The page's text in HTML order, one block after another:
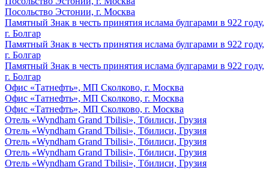
Посольство Эстонии, г. Москва
Памятный Знак в честь принятия ислама булгарами в 922 году,
г. Болгар
Памятный Знак в честь принятия ислама булгарами в 922 году,
г. Болгар
Памятный Знак в честь принятия ислама булгарами в 922 году,
г. Болгар
Офис «Татнефть», МП Сколково, г. Москва
Офис «Татнефть», МП Сколково, г. Москва
Офис «Татнефть», МП Сколково, г. Москва
Отель «Wyndham Grand Tbilisi», Тбилиси, Грузия
Отель «Wyndham Grand Tbilisi», Тбилиси, Грузия
Отель «Wyndham Grand Tbilisi», Тбилиси, Грузия
Отель «Wyndham Grand Tbilisi», Тбилиси, Грузия
Отель «Wyndham Grand Tbilisi», Тбилиси, Грузия